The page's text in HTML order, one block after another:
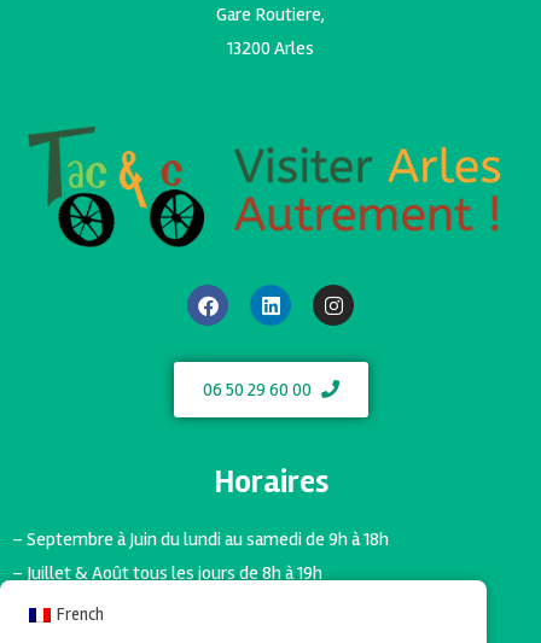
Gare Routiere,
13200 Arles
06 50 29 60 00
Horaires
– Septembre à Juin du lundi au samedi de 9h à 18h
– Juillet & Août tous les jours de 8h à 19h
French